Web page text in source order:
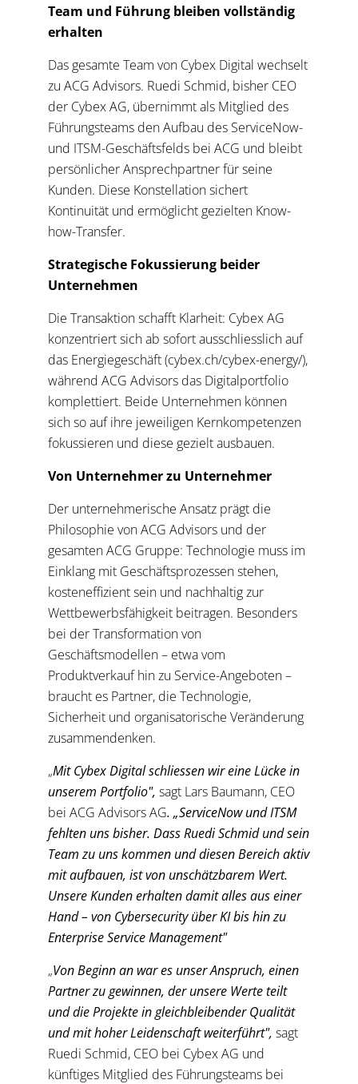
Team und Führung bleiben vollständig
erhalten
Das gesamte Team von Cybex Digital wechselt
zu ACG Advisors. Ruedi Schmid, bisher CEO
der Cybex AG, übernimmt als Mitglied des
Führungsteams den Aufbau des ServiceNow-
und ITSM-Geschäftsfelds bei ACG und bleibt
persönlicher Ansprechpartner für seine
Kunden. Diese Konstellation sichert
Kontinuität und ermöglicht gezielten Know-
how-Transfer.
Strategische Fokussierung beider
Unternehmen
Die Transaktion schafft Klarheit: Cybex AG
konzentriert sich ab sofort ausschliesslich auf
das Energiegeschäft (cybex.ch/cybex-energy/),
während ACG Advisors das Digitalportfolio
komplettiert. Beide Unternehmen können
sich so auf ihre jeweiligen Kernkompetenzen
fokussieren und diese gezielt ausbauen.
Von Unternehmer zu Unternehmer
Der unternehmerische Ansatz prägt die
Philosophie von ACG Advisors und der
gesamten ACG Gruppe: Technologie muss im
Einklang mit Geschäftsprozessen stehen,
kosteneffizient sein und nachhaltig zur
Wettbewerbsfähigkeit beitragen. Besonders
bei der Transformation von
Geschäftsmodellen – etwa vom
Produktverkauf hin zu Service-Angeboten –
braucht es Partner, die Technologie,
Sicherheit und organisatorische Veränderung
zusammendenken.
„Mit Cybex Digital schliessen wir eine Lücke in
unserem Portfolio", sagt Lars Baumann, CEO
bei ACG Advisors AG. „ServiceNow und ITSM
fehlten uns bisher. Dass Ruedi Schmid und sein
Team zu uns kommen und diesen Bereich aktiv
mit aufbauen, ist von unschätzbarem Wert.
Unsere Kunden erhalten damit alles aus einer
Hand – von Cybersecurity über KI bis hin zu
Enterprise Service Management"
„Von Beginn an war es unser Anspruch, einen
Partner zu gewinnen, der unsere Werte teilt
und die Projekte in gleichbleibender Qualität
und mit hoher Leidenschaft weiterführt", sagt
Ruedi Schmid, CEO bei Cybex AG und
künftiges Mitglied des Führungsteams bei